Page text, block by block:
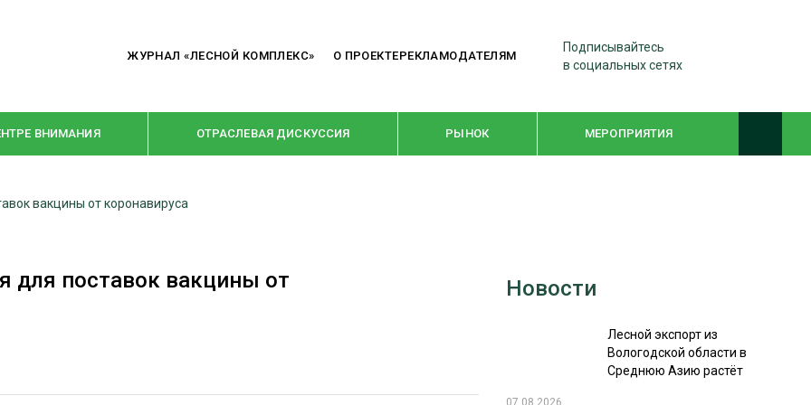
ЖУРНАЛ «ЛЕСНОЙ КОМПЛЕКС» О ПРОЕКТЕРЕКЛАМОДАТЕЛЯМ
Подписывайтесь
в социальных сетях
ВНИМАНИЯ ОТРАСЛЕВАЯ ДИСКУССИЯ РЫНОК МЕРОПРИЯТИЯ
КРУПНЫМ ПЛАНОМ WOODEX-2021
СУШКА ДРЕВЕСИНЫ
вакцины от коронавируса
для поставок вакцины от
Новости
Лесной экспорт из
Вологодской области в
Среднюю Азию растёт
07.08.2026